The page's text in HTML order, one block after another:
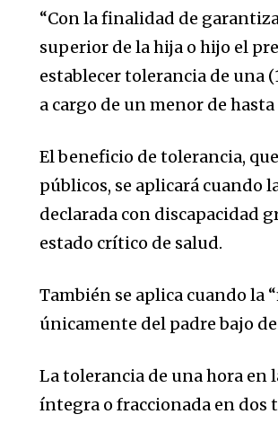
“Con la finalidad de
superior de la hija o hijo el
establecer tolerancia de una
a cargo de un menor de
El beneficio de tolerancia,
públicos, se aplicará cuando
declarada con discapacidad
estado crítico de salud.
También se aplica cuando la
únicamente del padre bajo
La tolerancia de una hora en
íntegra o fraccionada en dos